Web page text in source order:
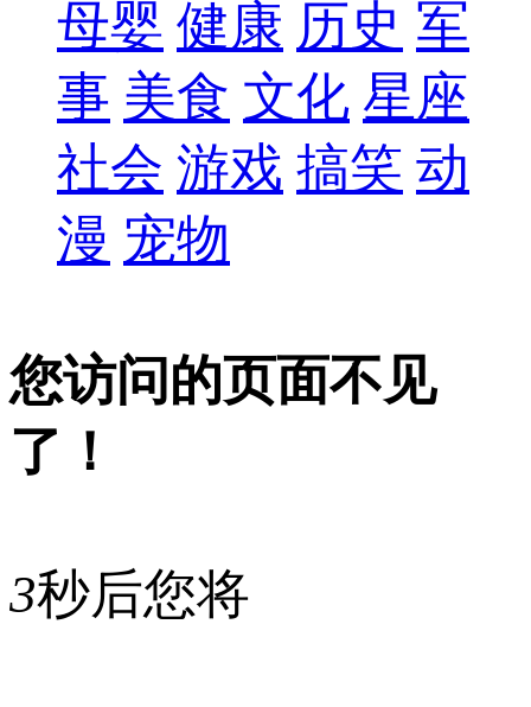
母婴 健康 历史 军
事 美食 文化 星座
社会 游戏 搞笑 动
漫 宠物
您访问的页面不见
了！
3秒后您将